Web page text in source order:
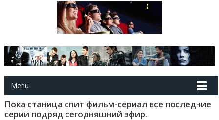
Menu
Пока станица спит фильм-сериал все последние
серии подряд сегодняшний эфир.